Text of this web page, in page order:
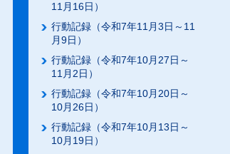
11月16日）
行動記録（令和7年11月3日～11
月9日）
行動記録（令和7年10月27日～
11月2日）
行動記録（令和7年10月20日～
10月26日）
行動記録（令和7年10月13日～
10月19日）